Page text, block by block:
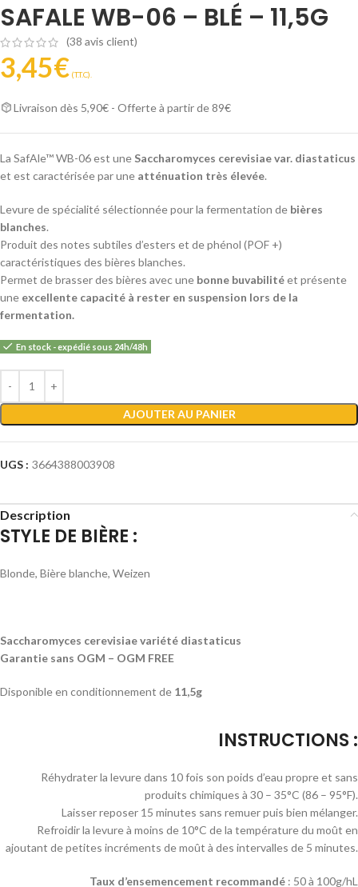
SAFALE WB-06 – BLÉ – 11,5G
(38 avis client)
3,45€ (T.T.C).
Livraison dès 5,90€ - Offerte à partir de 89€
La SafAle™ WB-06 est une Saccharomyces cerevisiae var. diastaticus
et est caractérisée par une atténuation très élevée.
Levure de spécialité sélectionnée pour la fermentation de bières
blanches.
Produit des notes subtiles d’esters et de phénol (POF +)
caractéristiques des bières blanches.
Permet de brasser des bières avec une bonne buvabilitéet présente
une excellente capacité à rester en suspension lors de la
fermentation.
En stock - expédié sous 24h/48h
AJOUTER AU PANIER
UGS : 3664388003908
Description
STYLE DE BIÈRE :
Blonde, Bière blanche, Weizen
Saccharomyces cerevisiae variété diastaticus
Garantie sans OGM – OGM FREE
Disponible en conditionnement de 11,5g
INSTRUCTIONS :
Réhydrater la levure dans 10 fois son poids d’eau propre et sans
produits chimiques à 30 – 35°C (86 – 95°F).
Laisser reposer 15 minutes sans remuer puis bien mélanger.
Refroidir la levure à moins de 10°C de la température du moût en
ajoutant de petites incréments de moût à des intervalles de 5 minutes.
Taux d’ensemencement recommandé : 50 à 100g/hL